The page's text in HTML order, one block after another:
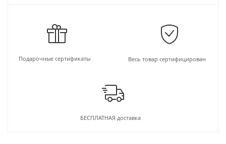
Подарочные сертификаты Весь товар сертифицирован
БЕСПЛАТНАЯ доставка